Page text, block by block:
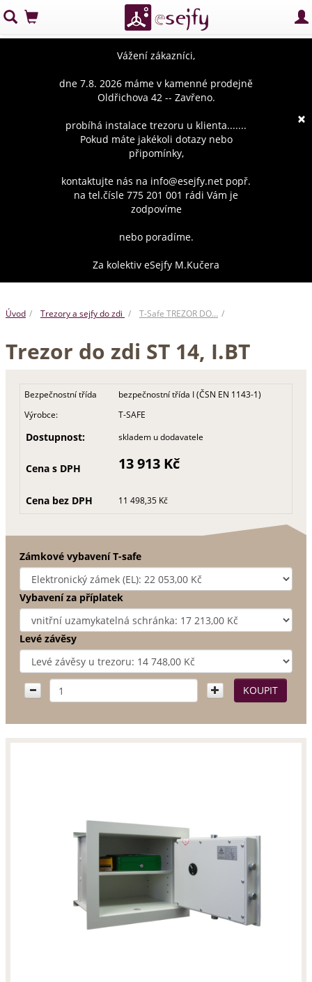
×
Vážení zákazníci,
dne 7.8. 2026 máme v kamenné prodejně
Oldřichova 42 -- Zavřeno.
probíhá instalace trezoru u klienta.......
Pokud máte jakékoli dotazy nebo
připomínky,
kontaktujte nás na info@esejfy.net popř.
na tel.čísle 775 201 001 rádi Vám je
zodpovíme
nebo poradíme.
Za kolektiv eSejfy M.Kučera
Úvod Trezory a sejfy do zdi T-Safe TREZOR DO…
Trezor do zdi ST 14, I.BT
Bezpečnostní třída
bezpečnostní třída I (ČSN EN 1143-1)
Výrobce:
T-SAFE
Dostupnost: skladem u dodavatele
Cena s DPH 13 913 Kč
Cena bez DPH 11 498,35 Kč
Zámkové vybavení T-safe
Vybavení za příplatek
Levé závěsy